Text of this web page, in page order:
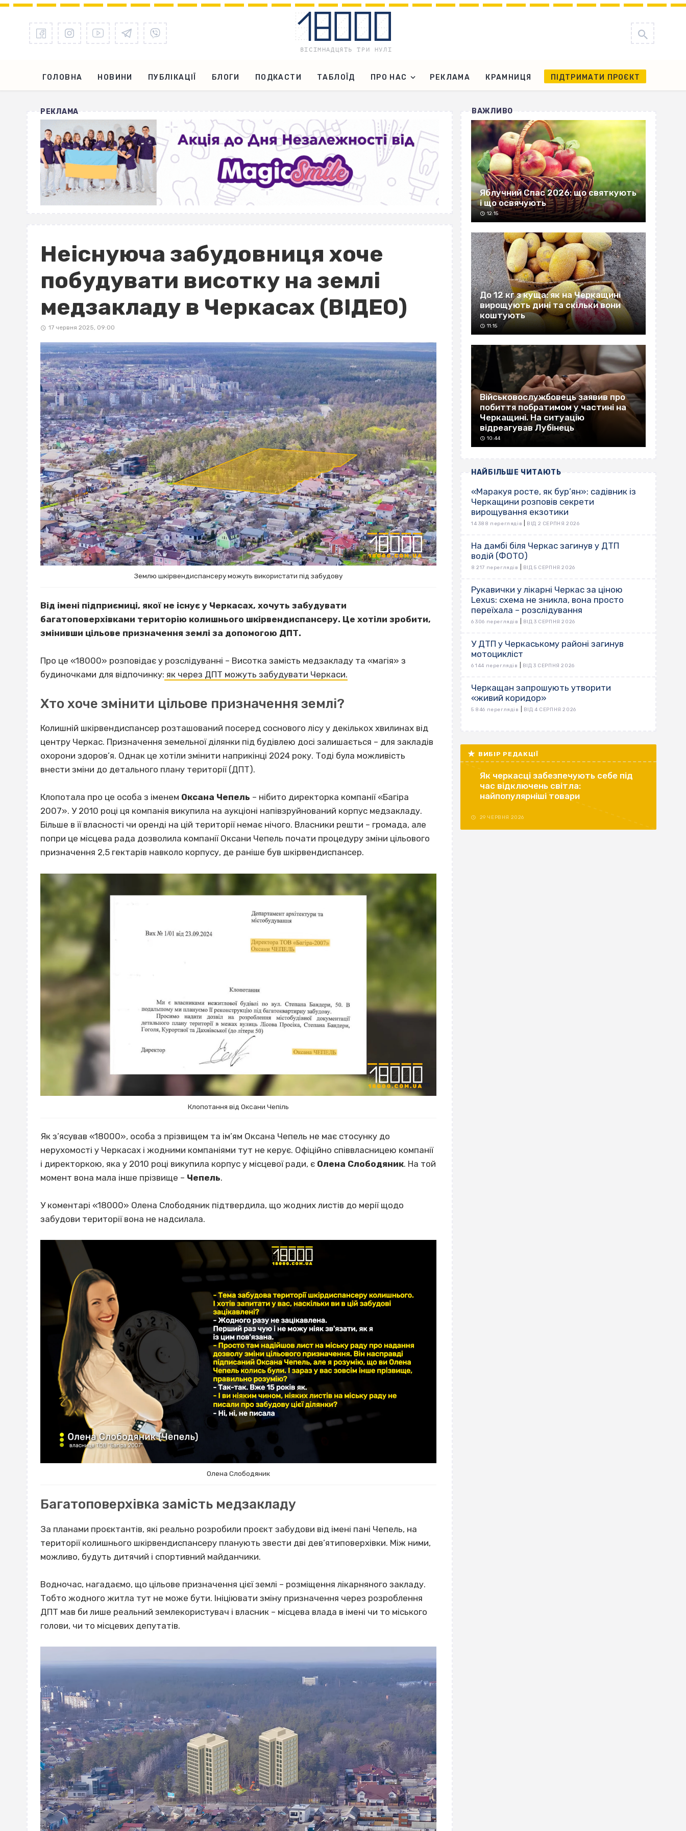
ГОЛОВНА НОВИНИ ПУБЛІКАЦІЇ БЛОГИ ПОДКАСТИ ТАБЛОЇД ПРО НАС РЕКЛАМА КРАМНИЦЯ ПІДТРИМАТИ ПРОЄКТ
РЕКЛАМА
Неіснуюча забудовниця хоче
побудувати висотку на землі
медзакладу в Черкасах (ВІДЕО)
17 червня 2025, 09:00
Землю шкірвендиспансеру можуть використати під забудову
Від імені підприємиці, якої не існує у Черкасах, хочуть забудувати
багатоповерхівками територію колишнього шкірвендиспансеру. Це хотіли зробити,
змінивши цільове призначення землі за допомогою ДПТ.
Про це «18000» розповідає у розслідуванні – Висотка замість медзакладу та «магія» з
будиночками для відпочинку: як через ДПТ можуть забудувати Черкаси.
Хто хоче змінити цільове призначення землі?
Колишній шкірвендиспансер розташований посеред соснового лісу у декількох хвилинах від
центру Черкас. Призначення земельної ділянки під будівлею досі залишається – для закладів
охорони здоров’я. Однак це хотіли змінити наприкінці 2024 року. Тоді була можливість
внести зміни до детального плану території (ДПТ).
Клопотала про це особа з іменем Оксана Чепель – нібито директорка компанії «Багіра
2007». У 2010 році ця компанія викупила на аукціоні напівзруйнований корпус медзакладу.
Більше в її власності чи оренді на цій території немає нічого. Власники решти – громада, але
попри це місцева рада дозволила компанії Оксани Чепель почати процедуру зміни цільового
призначення 2,5 гектарів навколо корпусу, де раніше був шкірвендиспансер.
Клопотання від Оксани Чепіль
Як з’ясував «18000», особа з прізвищем та ім’ям Оксана Чепель не має стосунку до
нерухомості у Черкасах і жодними компаніями тут не керує. Офіційно співвласницею компанії
і директоркою, яка у 2010 році викупила корпус у місцевої ради, є Олена Слободяник. На той
момент вона мала інше прізвище – Чепель.
У коментарі «18000» Олена Слободяник підтвердила, що жодних листів до мерії щодо
забудови території вона не надсилала.
Олена Слободяник
Багатоповерхівка замість медзакладу
За планами проєктантів, які реально розробили проєкт забудови від імені пані Чепель, на
території колишнього шкірвендиспансеру планують звести дві дев’ятиповерхівки. Між ними,
можливо, будуть дитячий і спортивний майданчики.
Водночас, нагадаємо, що цільове призначення цієї землі – розміщення лікарняного закладу.
Тобто жодного житла тут не може бути. Ініціювати зміну призначення через розроблення
ДПТ мав би лише реальний землекористувач і власник – місцева влада в імені чи то міського
голови, чи то місцевих депутатів.
ВАЖЛИВО
Яблучний Спас 2026: що святкують
і що освячують
12:15
До 12 кг з куща: як на Черкащині
вирощують дині та скільки вони
коштують
11:15
Військовослужбовець заявив про
побиття побратимом у частині на
Черкащині. На ситуацію
відреагував Лубінець
10:44
НАЙБІЛЬШЕ ЧИТАЮТЬ
«Маракуя росте, як бур’ян»: садівник із
Черкащини розповів секрети
вирощування екзотики
14 388 переглядів ВІД 2 СЕРПНЯ 2026
На дамбі біля Черкас загинув у ДТП
водій (ФОТО)
8 217 переглядів ВІД 5 СЕРПНЯ 2026
Рукавички у лікарні Черкас за ціною
Lexus: схема не зникла, вона просто
переїхала – розслідування
6 306 переглядів ВІД 3 СЕРПНЯ 2026
У ДТП у Черкаському районі загинув
мотоцикліст
6 144 переглядів ВІД 3 СЕРПНЯ 2026
Черкащан запрошують утворити
«живий коридор»
5 846 переглядів ВІД 4 СЕРПНЯ 2026
ВИБІР РЕДАКЦІЇ
Як черкасці забезпечують себе під
час відключень світла:
найпопулярніші товари
29 ЧЕРВНЯ 2026